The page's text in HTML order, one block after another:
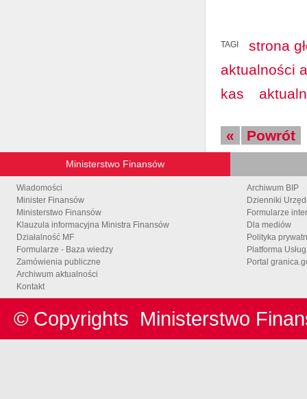
TAGI
strona
aktualności
kas
« Powrót
Ministerstwo Finansów
Wiadomości
Minister Finansów
Ministerstwo Finansów
Klauzula informacyjna Ministra Finansów
Działalność MF
Formularze - Baza wiedzy
Zamówienia publiczne
Archiwum aktualności
Kontakt
Archiwum BIP
Dzienniki
Formularze
Dla mediów
Polityka
Platforma
Portal
© Copyrights Ministerstwo